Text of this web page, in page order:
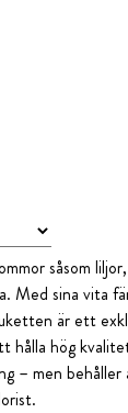
såsom
Med sina vita
är ett
hålla hög
– men